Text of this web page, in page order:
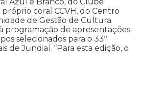
coral CCVH, do Centro
de Gestão de Cultura
programação de apresentações
selecionados para o 33º
de Jundiaí. “Para esta edição, o